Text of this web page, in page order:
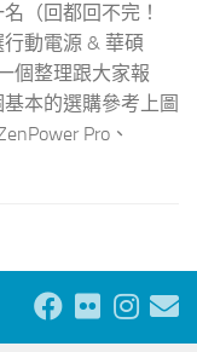
（回都回不完！
動電源 & 華碩
個整理跟大家報
本的選購參考上圖
Pro、